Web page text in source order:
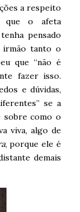
a respeito
o afeta
pensado
irmão tanto o
que “não é
fazer isso.
e dúvidas,
se a
sobre como o
viva, algo de
, porque ele é
demais